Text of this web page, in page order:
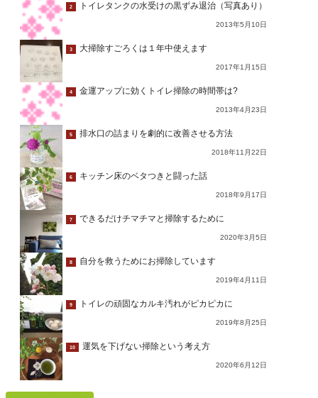
2 トイレタンクの水受けの黒ずみ退治（写真あり）
2013年5月10日
3 大掃除すごろくは１年中使えます
2017年1月15日
4 金運アップに効くトイレ掃除の時間帯は?
2013年4月23日
5 排水口の詰まりを劇的に改善させる方法
2018年11月22日
6 キッチン床のベタつきと闘った話
2018年9月17日
7 できるだけチマチマと掃除するために
2020年3月5日
8 自分を救うためにお掃除しています
2019年4月11日
9 トイレの頑固なカルキ汚れがピカピカに
2019年8月25日
10 運気を下げない掃除という考え方
2020年6月12日